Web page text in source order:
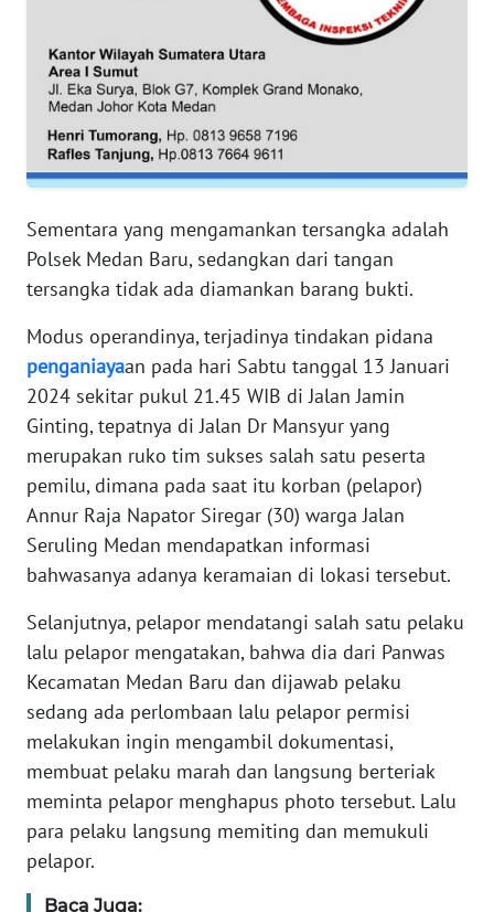
Sementara yang mengamankan tersangka adalah
Polsek Medan Baru, sedangkan dari tangan
tersangka tidak ada diamankan barang bukti.
Modus operandinya, terjadinya tindakan pidana
penganiayaan pada hari Sabtu tanggal 13 Januari
2024 sekitar pukul 21.45 WIB di Jalan Jamin
Ginting, tepatnya di Jalan Dr Mansyur yang
merupakan ruko tim sukses salah satu peserta
pemilu, dimana pada saat itu korban (pelapor)
Annur Raja Napator Siregar (30) warga Jalan
Seruling Medan mendapatkan informasi
bahwasanya adanya keramaian di lokasi tersebut.
Selanjutnya, pelapor mendatangi salah satu pelaku
lalu pelapor mengatakan, bahwa dia dari Panwas
Kecamatan Medan Baru dan dijawab pelaku
sedang ada perlombaan lalu pelapor permisi
melakukan ingin mengambil dokumentasi,
membuat pelaku marah dan langsung berteriak
meminta pelapor menghapus photo tersebut. Lalu
para pelaku langsung memiting dan memukuli
pelapor.
Baca Juga:
RIAU
WN
SERAMBI
WN
WN
SULTRA
WN
NTB
WN
SULTENG
WN
SULBAR
BABEL
WN
SUMBAR
SUMSEL
WN
BENGKULU